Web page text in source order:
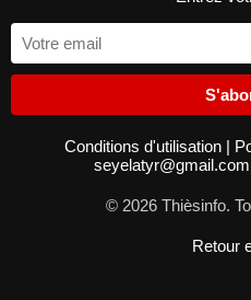
Conditions d'utilisation |
seyelatyr@gmail.com
© 2026 Thièsinfo.
Retour